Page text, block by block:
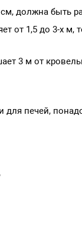
должна быть
от 1,5 до 3-х м,
3 м от
печей,